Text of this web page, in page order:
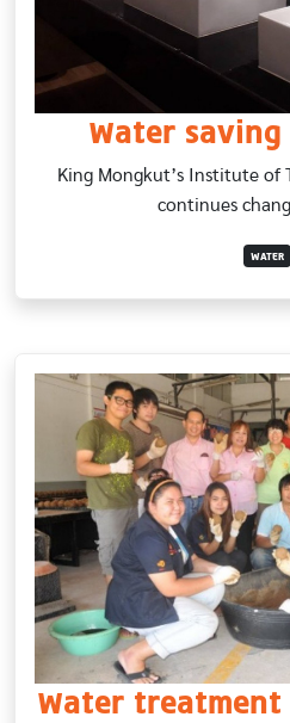
Water
King Mongkut’s Institute of
continues
WATER
Water